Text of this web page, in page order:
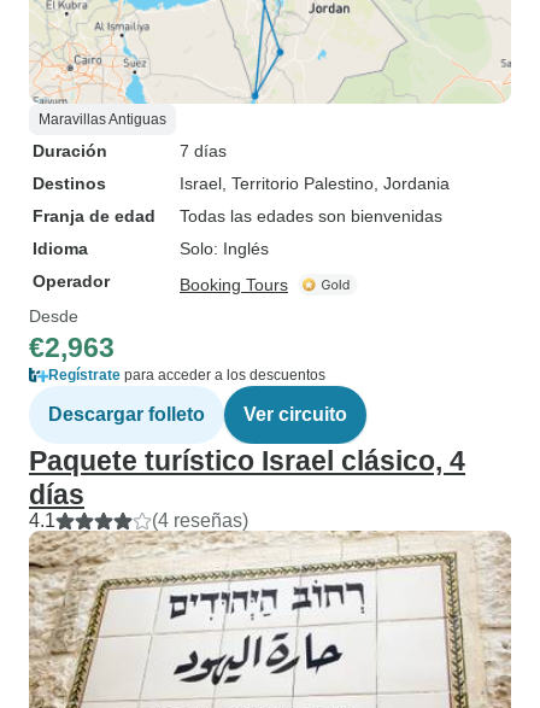
Maravillas Antiguas
Duración
7 días
Destinos
Israel , Territorio Palestino , Jordania
Franja de edad
Todas las edades son bienvenidas
Idioma
Solo: Inglés
Operador
Booking Tours
Desde
€2,963
Regístrate para acceder a los descuentos
Descargar folleto Ver circuito
Paquete turístico Israel clásico, 4
días
4.1 (4 reseñas)